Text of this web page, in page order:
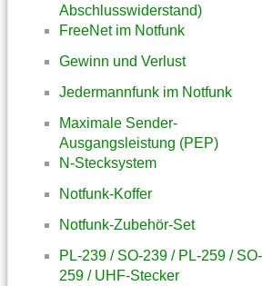
Abschlusswiderstand)
FreeNet im Notfunk
Gewinn und Verlust
Jedermannfunk im Notfunk
Maximale Sender-
Ausgangsleistung (PEP)
N-Stecksystem
Notfunk-Koffer
Notfunk-Zubehör-Set
PL-239 / SO-239 / PL-259 / SO-
259 / UHF-Stecker